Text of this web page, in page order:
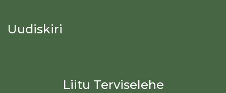
Uudiskiri
Liitu Terviselehe